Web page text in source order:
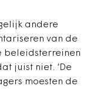
andere
van de
beleidsterreinen
juist niet. ‘De
moesten de